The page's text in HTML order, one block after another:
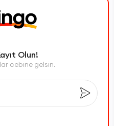
Olun!
cebine gelsin.